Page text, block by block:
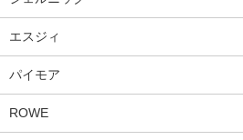
エスジィ
パイモア
ROWE